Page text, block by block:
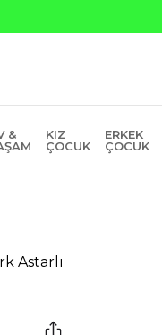
&
KIZ
ÇOCUK
ERKEK
ÇOCUK
Astarlı